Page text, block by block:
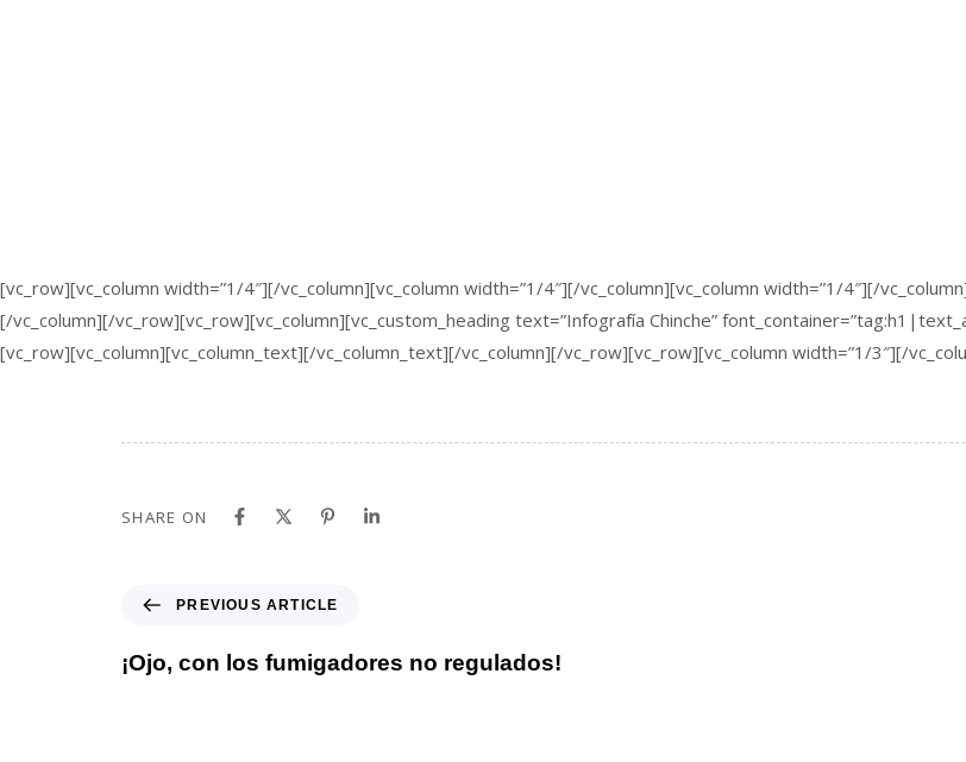
[vc_row][vc_column width=”1/4″][/vc_column][vc_column width=”1/4″][/vc_column][vc_column width=”1/4″][/
[/vc_column][/vc_row][vc_row][vc_column][vc_custom_heading text=”Infografía Chinche”
[vc_row][vc_column][vc_column_text][/vc_column_text][/vc_column][/vc_row][vc_row][vc_column width=”1/3″][/
SHARE ON
PREVIOUS ARTICLE
¡Ojo, con los fumigadores no regulados!